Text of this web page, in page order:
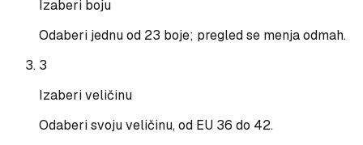
Izaberi boju
Odaberi jednu od 23 boje; pregled se menja odmah.
3
Izaberi veličinu
Odaberi svoju veličinu, od EU 36 do 42.